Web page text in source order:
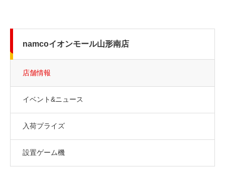
namcoイオンモール山形南店
店舗情報
イベント&ニュース
入荷プライズ
設置ゲーム機